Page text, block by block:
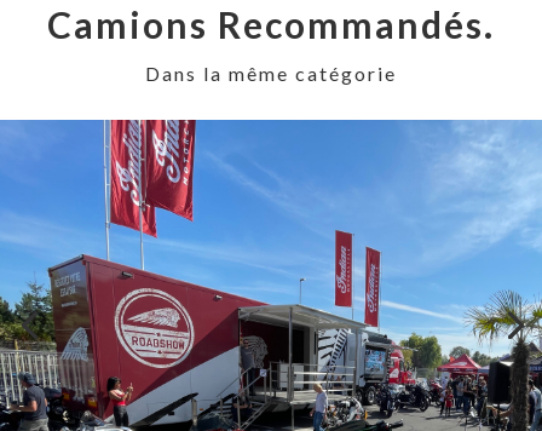
Camions Recommandés.
Dans la même catégorie